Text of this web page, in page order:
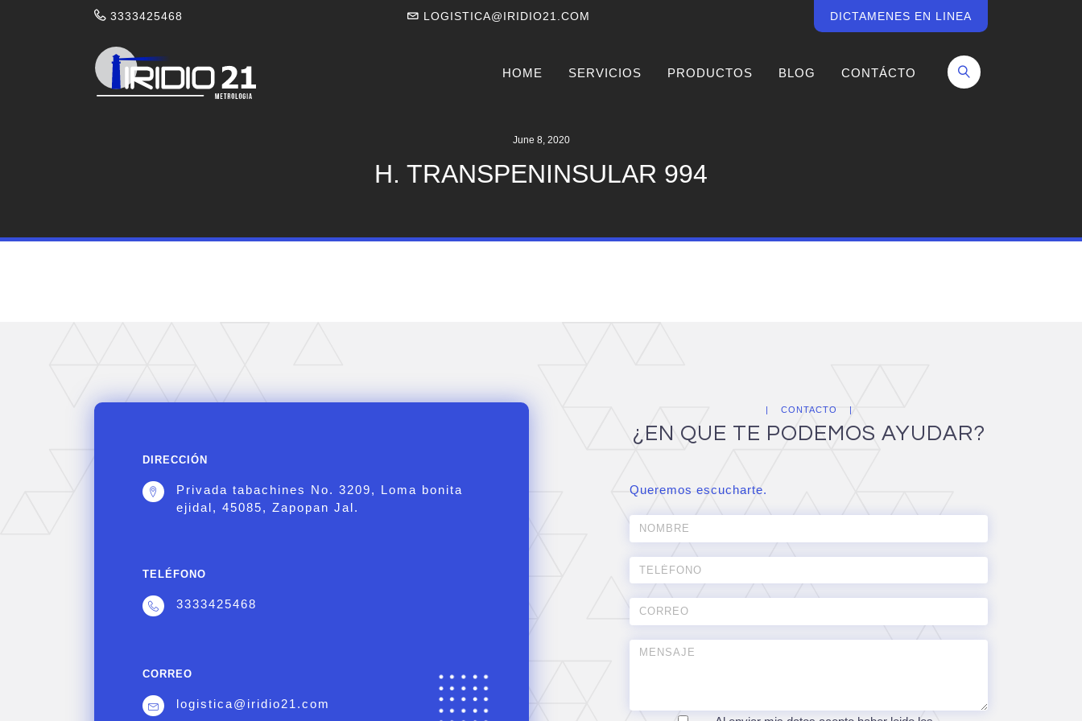
3333425468 LOGISTICA@IRIDIO21.COM DICTAMENES EN LINEA
HOME SERVICIOS PRODUCTOS BLOG CONTÁCTO
June 8, 2020
H. TRANSPENINSULAR 994
DIRECCIÓN
Privada tabachines No. 3209, Loma bonita
ejidal, 45085, Zapopan Jal.
TELÉFONO
3333425468
CORREO
logistica@iridio21.com
CONTACTO
¿EN QUE TE PODEMOS AYUDAR?
Queremos escucharte.